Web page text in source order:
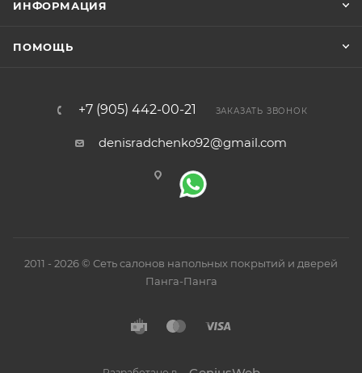
ИНФОРМАЦИЯ
ПОМОЩЬ
+7 (905) 442-00-21 ЗАКАЗАТЬ ЗВОНОК
denisradchenko92@gmail.com
2011 - 2026 © Сеть салонов напольных покрытий и дверей
Панга-Панга